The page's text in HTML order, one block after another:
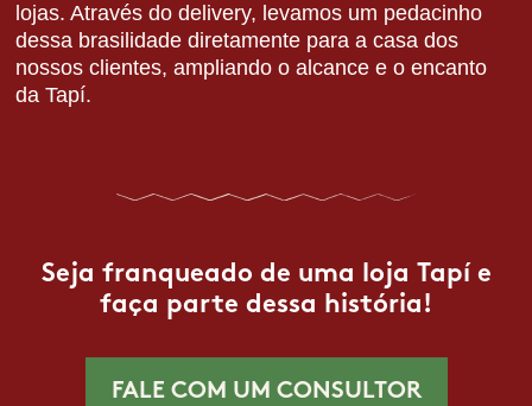
lojas. Através do delivery, levamos um pedacinho
dessa brasilidade diretamente para a casa dos
nossos clientes, ampliando o alcance e o encanto
da Tapí.
Seja franqueado de uma loja Tapí e
faça parte dessa história!
FALE COM UM CONSULTOR